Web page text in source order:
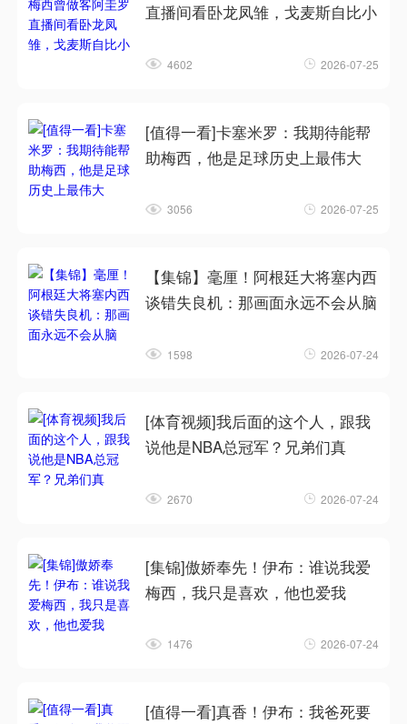
直播间看卧龙凤雏，戈麦斯自比小
4602 2026-07-25
[值得一看]卡塞米罗：我期待能帮
助梅西，他是足球历史上最伟大
3056 2026-07-25
【集锦】毫厘！阿根廷大将塞内西
谈错失良机：那画面永远不会从脑
1598 2026-07-24
[体育视频]我后面的这个人，跟我
说他是NBA总冠军？兄弟们真
2670 2026-07-24
[集锦]傲娇奉先！伊布：谁说我爱
梅西，我只是喜欢，他也爱我
1476 2026-07-24
[值得一看]真香！伊布：我爸死要